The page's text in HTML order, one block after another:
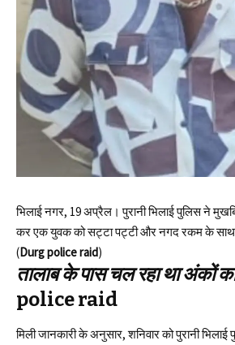
​भिलाई नगर, 19 अप्रैल। पुरानी भिलाई पुलिस ने
कर एक युवक को सट्टा पट्टी और नगद रकम के साथ
(Durg police raid)
​तालाब के पास चल रहा था अंकों
police raid
​मिली जानकारी के अनुसार, शनिवार को पुरानी भिलाई